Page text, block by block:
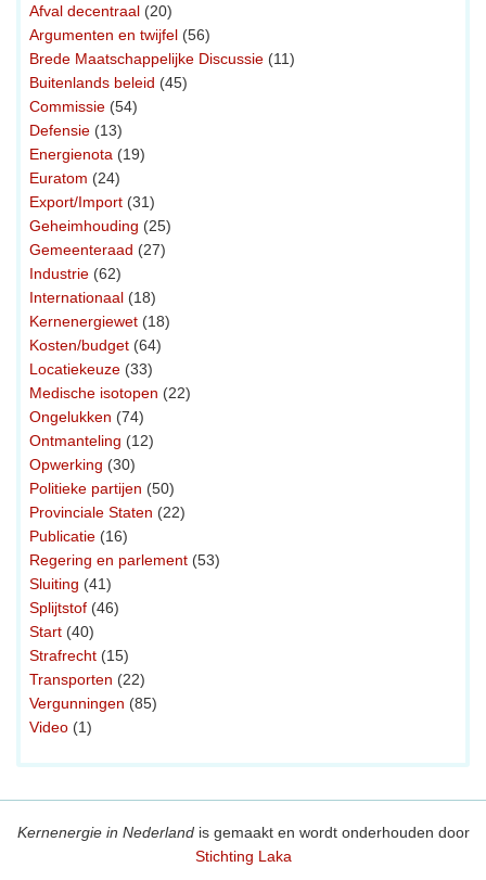
Afval decentraal (20)
Argumenten en twijfel (56)
Brede Maatschappelijke Discussie (11)
Buitenlands beleid (45)
Commissie (54)
Defensie (13)
Energienota (19)
Euratom (24)
Export/Import (31)
Geheimhouding (25)
Gemeenteraad (27)
Industrie (62)
Internationaal (18)
Kernenergiewet (18)
Kosten/budget (64)
Locatiekeuze (33)
Medische isotopen (22)
Ongelukken (74)
Ontmanteling (12)
Opwerking (30)
Politieke partijen (50)
Provinciale Staten (22)
Publicatie (16)
Regering en parlement (53)
Sluiting (41)
Splijtstof (46)
Start (40)
Strafrecht (15)
Transporten (22)
Vergunningen (85)
Video (1)
Kernenergie in Nederlandis gemaakt en wordt onderhouden door
Stichting Laka